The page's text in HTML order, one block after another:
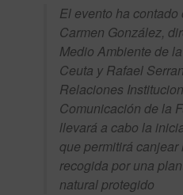
El evento ha
Carmen González,
Medio Ambiente de
Ceuta y Rafael
Relaciones
Comunicación de la
llevará a cabo la
que permitirá
recogida por una
natural protegido